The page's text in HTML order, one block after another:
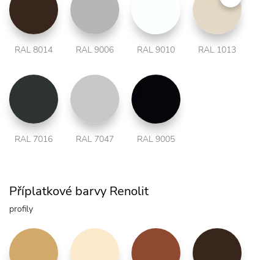
RAL 8014 RAL 9006 RAL 9010 RAL 1013
RAL 7016 RAL 7047 RAL 9005
Příplatkové barvy Renolit
profily